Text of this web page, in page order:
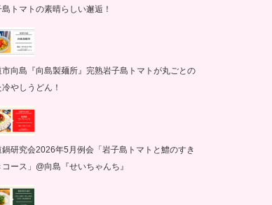
トマトの素晴らしい邂逅！
市向島『向島製麺所』完熟岩子島トマトが丸ごとの
冷やしうどん！
鍋研究会2026年5月例会「岩子島トマトと鱧のすき
ース」@向島『せいちゃんち』